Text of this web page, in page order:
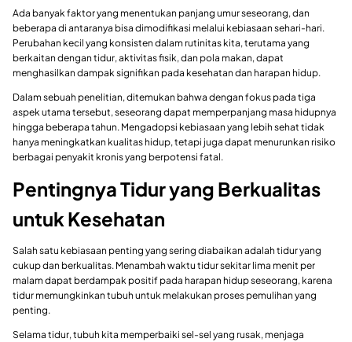
Ada banyak faktor yang menentukan panjang umur seseorang, dan
beberapa di antaranya bisa dimodifikasi melalui kebiasaan sehari-hari.
Perubahan kecil yang konsisten dalam rutinitas kita, terutama yang
berkaitan dengan tidur, aktivitas fisik, dan pola makan, dapat
menghasilkan dampak signifikan pada kesehatan dan harapan hidup.
Dalam sebuah penelitian, ditemukan bahwa dengan fokus pada tiga
aspek utama tersebut, seseorang dapat memperpanjang masa hidupnya
hingga beberapa tahun. Mengadopsi kebiasaan yang lebih sehat tidak
hanya meningkatkan kualitas hidup, tetapi juga dapat menurunkan risiko
berbagai penyakit kronis yang berpotensi fatal.
Pentingnya Tidur yang Berkualitas
untuk Kesehatan
Salah satu kebiasaan penting yang sering diabaikan adalah tidur yang
cukup dan berkualitas. Menambah waktu tidur sekitar lima menit per
malam dapat berdampak positif pada harapan hidup seseorang, karena
tidur memungkinkan tubuh untuk melakukan proses pemulihan yang
penting.
Selama tidur, tubuh kita memperbaiki sel-sel yang rusak, menjaga